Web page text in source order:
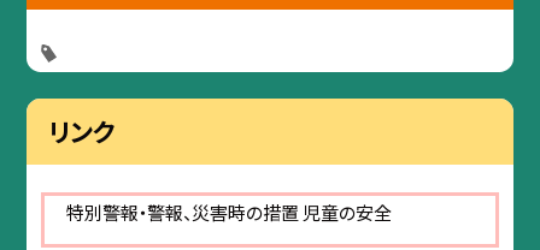
リンク
特別警報・警報、災害時の措置 児童の安全